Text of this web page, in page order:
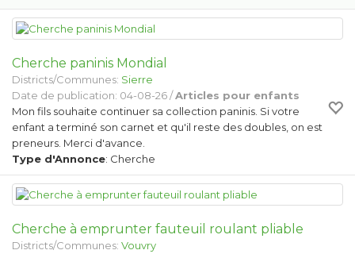
Cherche paninis Mondial
Districts/Communes: Sierre
Date de publication: 04-08-26 /Articles pour enfants
Mon fils souhaite continuer sa collection paninis. Si votre
enfant a terminé son carnet et qu'il reste des doubles, on est
preneurs. Merci d'avance.
Type d'Annonce: Cherche
Cherche à emprunter fauteuil roulant pliable
Districts/Communes: Vouvry